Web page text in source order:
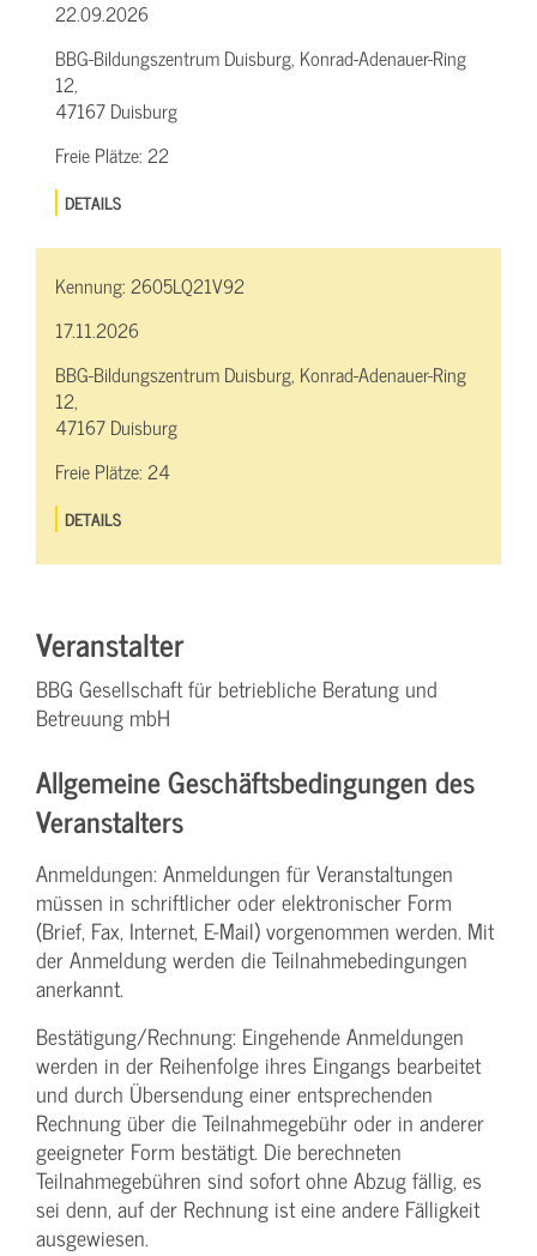
22.09.2026
BBG-Bildungszentrum Duisburg, Konrad-Adenauer-Ring
12,
47167 Duisburg
Freie Plätze:22
DETAILS
Kennung:2605LQ21V92
17.11.2026
BBG-Bildungszentrum Duisburg, Konrad-Adenauer-Ring
12,
47167 Duisburg
Freie Plätze:24
DETAILS
Veranstalter
BBG Gesellschaft für betriebliche Beratung und
Betreuung mbH
Allgemeine Geschäftsbedingungen des
Veranstalters
Anmeldungen: Anmeldungen für Veranstaltungen
müssen in schriftlicher oder elektronischer Form
(Brief, Fax, Internet, E-Mail) vorgenommen werden. Mit
der Anmeldung werden die Teilnahme­bedingungen
anerkannt.
Bestätigung­/Rechnung: Eingehende Anmeldungen
werden in der Reihenfolge ihres Eingangs bearbeitet
und durch Übersendung einer entsprechenden
Rechnung über die Teilnahmegebühr oder in anderer
geeigneter Form bestätigt. Die berechneten
Teilnahmegebühren sind sofort ohne Abzug fällig, es
sei denn, auf der Rechnung ist eine andere Fälligkeit
ausgewiesen.